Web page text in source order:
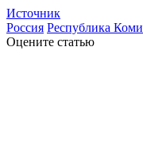
Источник
Россия Республика Коми
Оцените статью